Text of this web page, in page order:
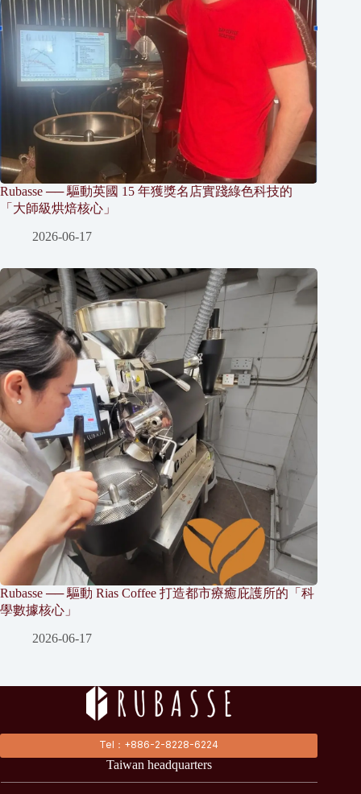
Rubasse ── 驅動英國 15 年獲獎名店實踐綠色科技的
「大師級烘焙核心」
2026-06-17
Rubasse ── 驅動 Rias Coffee 打造都市療癒庇護所的「科
學數據核心」
2026-06-17
Tel：+886-2-8228-6224
Taiwan headquarters